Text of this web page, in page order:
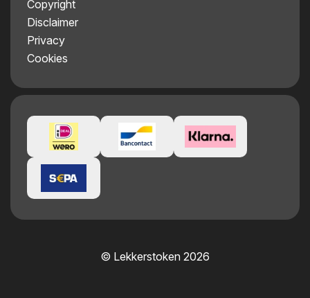
Copyright
Disclaimer
Privacy
Cookies
© Lekkerstoken 2026